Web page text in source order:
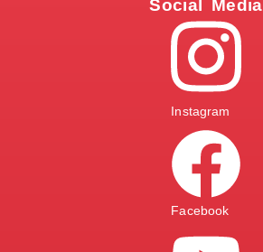
Social Media
Instagram
Facebook